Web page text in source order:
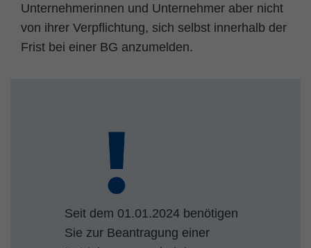
Unternehmerinnen und Unternehmer aber nicht
von ihrer Verpflichtung, sich selbst innerhalb der
Frist bei einer BG anzumelden.
Seit dem 01.01.2024 benötigen
Sie zur Beantragung einer